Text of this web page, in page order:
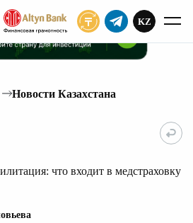
KZ
Новости Казахстана
что входит в медстраховку